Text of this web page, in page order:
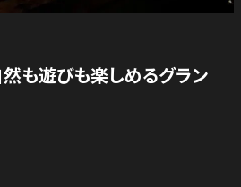
も遊びも楽しめるグラン